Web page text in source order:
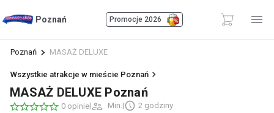
Poznań Promocje 2026
Poznań MASAŻ DELUXE
Wszystkie atrakcje w mieście Poznań
MASAŻ DELUXE Poznań
0 opinie| Min.| 2 godziny